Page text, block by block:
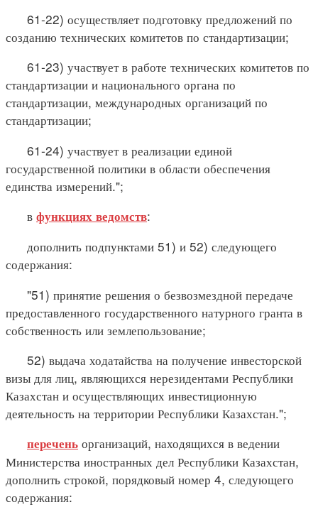
61-22) осуществляет подготовку предложений по
созданию технических комитетов по стандартизации;
61-23) участвует в работе технических комитетов по
стандартизации и национального органа по
стандартизации, международных организаций по
стандартизации;
61-24) участвует в реализации единой
государственной политики в области обеспечения
единства измерений.";
в функциях ведомств:
дополнить подпунктами 51) и 52) следующего
содержания:
"51) принятие решения о безвозмездной передаче
предоставленного государственного натурного гранта в
собственность или землепользование;
52) выдача ходатайства на получение инвесторской
визы для лиц, являющихся нерезидентами Республики
Казахстан и осуществляющих инвестиционную
деятельность на территории Республики Казахстан.";
перечень организаций, находящихся в ведении
Министерства иностранных дел Республики Казахстан,
дополнить строкой, порядковый номер 4, следующего
содержания: